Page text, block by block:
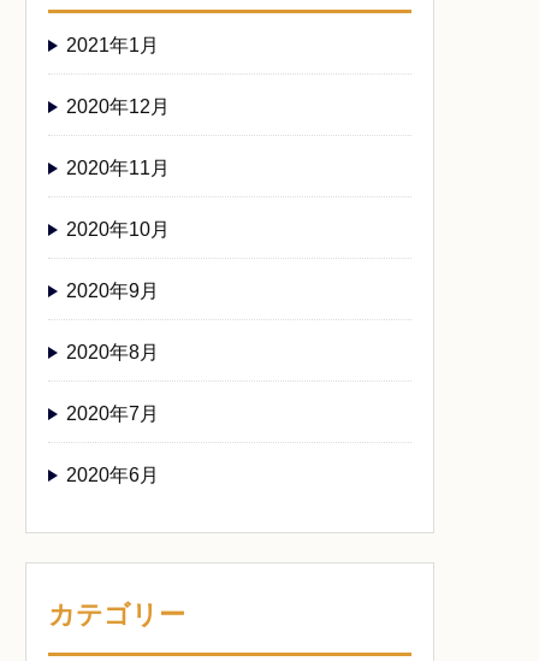
2021年1月
2020年12月
2020年11月
2020年10月
2020年9月
2020年8月
2020年7月
2020年6月
カテゴリー